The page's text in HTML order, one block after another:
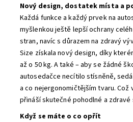
Nový design, dostatek místa a
Každá funkce a každý prvek na
myšlenkou ještě lepší ochrany
stran, navíc s důrazem na zdravý
Size získala nový design, díky
až o 50 kg. A také – aby se žádné
autosedačce necítilo stísněně,
a co nejergonomičtějším tvaru. Což
přináší skutečné pohodlné a
Když se máte o co opřít